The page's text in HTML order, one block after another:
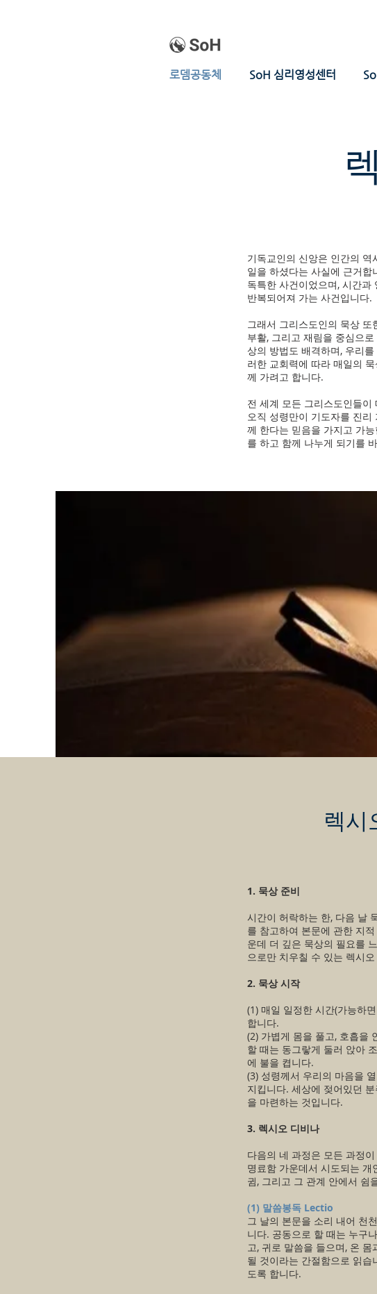
로뎀공동체 SoH 심리영성센터
기독교인의 신앙은 인간의
일을 하셨다는 사실에 근거
독특한 사건이었으며, 시간과
반복되어져 가는 사건입니다.
그래서 그리스도인의 묵상
부활, 그리고 재림을 중심으
상의 방법도 배격하며, 우리
러한 교회력에 따라 매일의
께 가려고 합니다.
전 세계 모든 그리스도인들
오직 성령만이 기도자를 진
께 한다는 믿음을 가지고 가
를 하고 함께 나누게 되기를
렉시
1. 묵상 준비
시간이 허락하는 한, 다음 날
를 참고하여 본문에 관한 지
운데 더 깊은 묵상의 필요를
으로만 치우칠 수 있는 렉시
2. 묵상 시작
(1) 매일 일정한 시간(가능하
합니다.
(2) 가볍게 몸을 풀고, 호흡을
할 때는 동그랗게 둘러 앉아
에 불을 켭니다.
(3) 성령께서 우리의 마음을
지킵니다. 세상에 젖어있던
을 마련하는 것입니다.
3. 렉시오 디비나
다음의 네 과정은 모든 과정
명료함 가운데서 시도되는
귐, 그리고 그 관계 안에서 쉼
(1) 말씀봉독 Lectio
그 날의 본문을 소리 내어 천
니다. 공동으로 할 때는 누구
고, 귀로 말씀을 들으며, 온
될 것이라는 간절함으로 읽
도록 합니다.